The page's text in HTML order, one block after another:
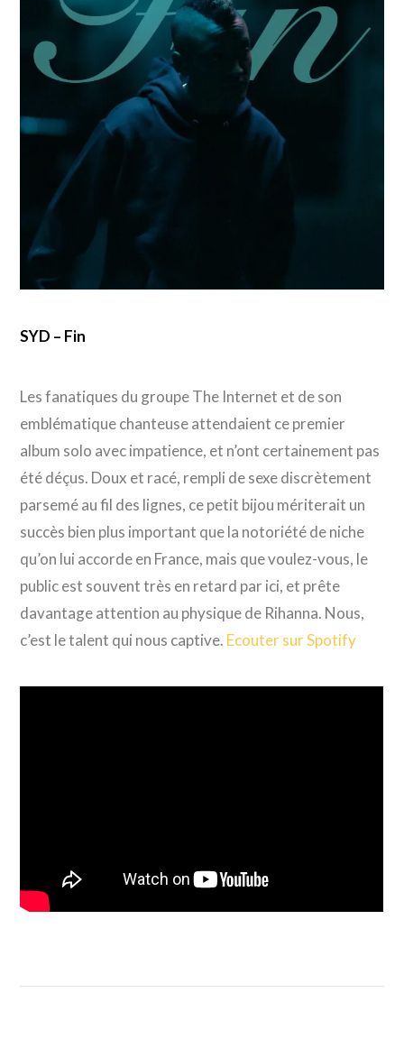
SYD – Fin
Les fanatiques du groupe The Internet et de son
emblématique chanteuse attendaient ce premier
album solo avec impatience, et n’ont certainement pas
été déçus. Doux et racé, rempli de sexe discrètement
parsemé au fil des lignes, ce petit bijou mériterait un
succès bien plus important que la notoriété de niche
qu’on lui accorde en France, mais que voulez-vous, le
public est souvent très en retard par ici, et prête
davantage attention au physique de Rihanna. Nous,
c’est le talent qui nous captive. Ecouter sur Spotify